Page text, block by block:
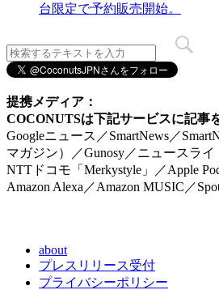
台限定で予約販売開始。
提携メディア：
COCONUTSは下記サービスに記事
Googleニュース／SmartNews／
マガジン）／Gunosy／ニュースライ
NTTドコモ「Merkystyle」／Apple
Amazon Alexa／Amazon MUSIC／
about
プレスリリース受付
プライバシーポリシー